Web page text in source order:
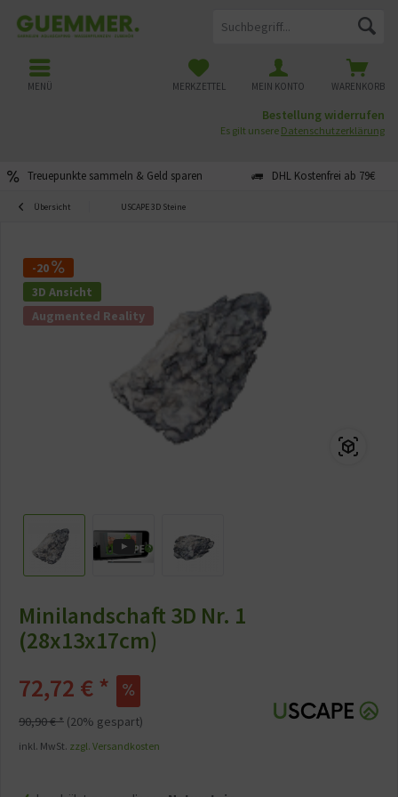
Treuepunkte sammeln & Geld sparen DHL Kostenfrei ab 79€
WARENKORB
MERKZETTEL MEIN KONTO
MENÜ
Bestellung widerrufen
Es gilt unsere Datenschutzerklärung
Übersicht USCAPE 3D Steine
-20
3D Ansicht
Augmented Reality
Minilandschaft 3D Nr. 1
(28x13x17cm)
72,72 € *
90,90 € * (20% gespart)
inkl. MwSt. zzgl. Versandkosten